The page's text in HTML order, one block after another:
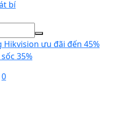
Hikvision ưu đãi đến 45%
35%
0